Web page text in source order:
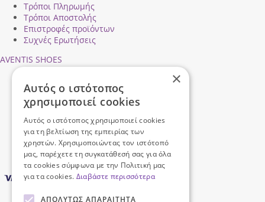
Τρόποι Πληρωμής
Τρόποι Αποστολής
Επιστροφές προϊόντων
Συχνές Ερωτήσεις
AVENTIS SHOES
Ασφάλεια Συναλλαγών
Προσωπικά Δεδομένα
Όροι Χρήσης
×
Αυτός ο ιστότοπος
χρησιμοποιεί cookies
Αυτός ο ιστότοπος χρησιμοποιεί cookies
για τη βελτίωση της εμπειρίας των
χρηστών. Χρησιμοποιώντας τον ιστότοπό
μας, παρέχετε τη συγκατάθεσή σας για όλα
τα cookies σύμφωνα με την Πολιτική μας
για τα cookies. Διαβάστε περισσότερα
ΑΠΟΛΎΤΩΣ ΑΠΑΡΑΊΤΗΤΑ